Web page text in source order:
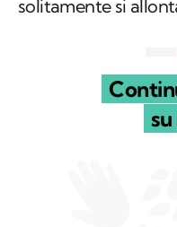
solitamente si